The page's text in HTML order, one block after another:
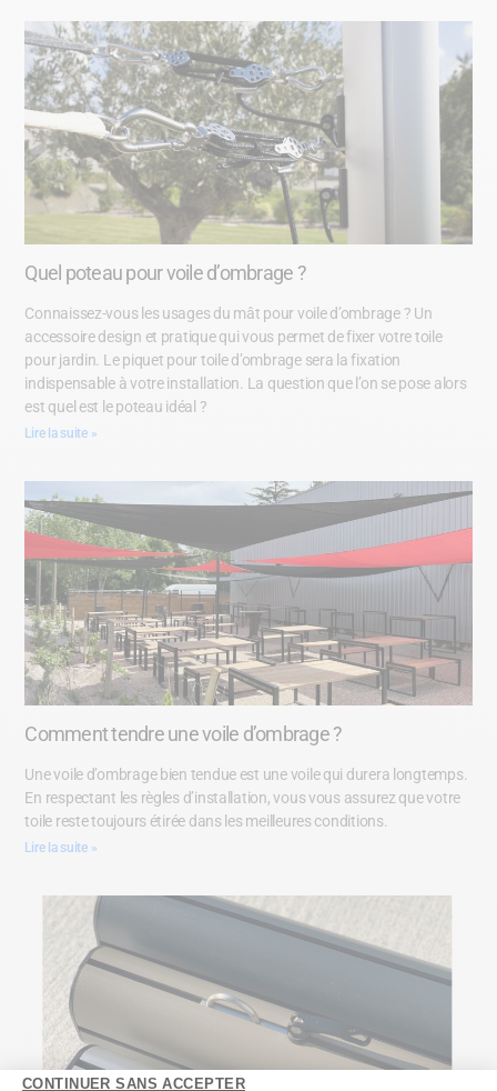
CONTINUER SANS ACCEPTER
Quel poteau pour voile d’ombrage ?
Connaissez-vous les usages du mât pour voile d’ombrage ? Un
accessoire design et pratique qui vous permet de fixer votre toile
pour jardin. Le piquet pour toile d’ombrage sera la fixation
indispensable à votre installation. La question que l’on se pose alors
est quel est le poteau idéal ?
Lire la suite »
Comment tendre une voile d’ombrage ?
Une voile d’ombrage bien tendue est une voile qui durera longtemps.
En respectant les règles d’installation, vous vous assurez que votre
toile reste toujours étirée dans les meilleures conditions.
Lire la suite »